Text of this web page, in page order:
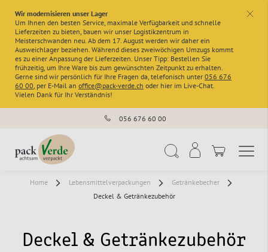
x
Wir modernisieren unser Lager
Um Ihnen den besten Service, maximale Verfügbarkeit und schnelle
Lieferzeiten zu bieten, bauen wir unser Logistikzentrum in
Meisterschwanden neu. Ab dem 17. August werden wir daher ein
Ausweichlager beziehen. Während dieses zweiwöchigen Umzugs kommt
es zu einer Anpassung der Lieferzeiten. Unser Tipp: Bestellen Sie
frühzeitig, um Ihre Ware bis zum gewünschten Zeitpunkt zu erhalten.
Gerne sind wir persönlich für Ihre Fragen da, telefonisch unter 056 676
60 00, per E-Mail an office@pack-verde.ch oder hier im Live-Chat.
Vielen Dank für Ihr Verständnis!
056 676 60 00
Home Lebensmittelverpackungen
Getränkebecher
Deckel & Getränkezubehör
Deckel & Getränkezubehör